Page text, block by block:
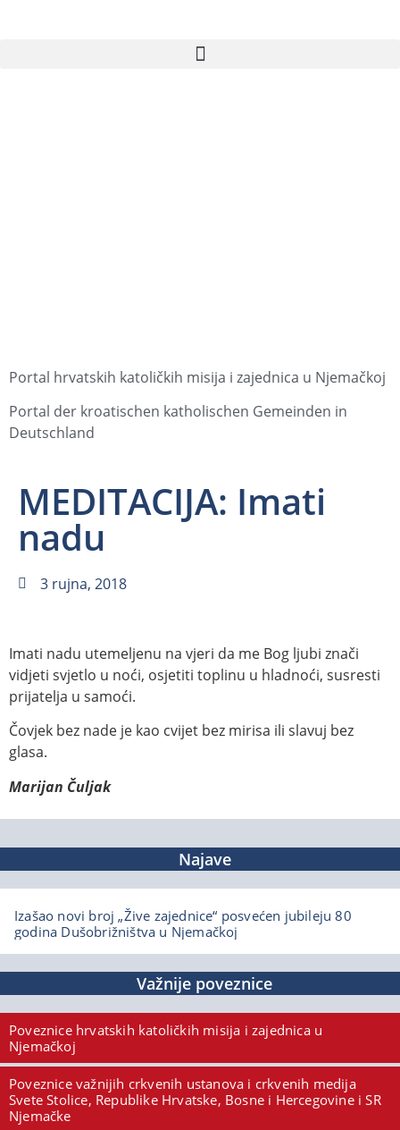
Portal hrvatskih katoličkih misija i zajednica u Njemačkoj
Portal der kroatischen katholischen Gemeinden in
Deutschland
MEDITACIJA: Imati
nadu
3 rujna, 2018
Imati nadu utemeljenu na vjeri da me Bog ljubi znači
vidjeti svjetlo u noći, osjetiti toplinu u hladnoći, susresti
prijatelja u samoći.
Čovjek bez nade je kao cvijet bez mirisa ili slavuj bez
glasa.
Marijan Čuljak
Najave
Izašao novi broj „Žive zajednice“ posvećen jubileju 80
godina Dušobrižništva u Njemačkoj
Važnije poveznice
Poveznice hrvatskih katoličkih misija i zajednica u
Njemačkoj
Poveznice važnijih crkvenih ustanova i crkvenih medija
Svete Stolice, Republike Hrvatske, Bosne i Hercegovine i SR
Njemačke